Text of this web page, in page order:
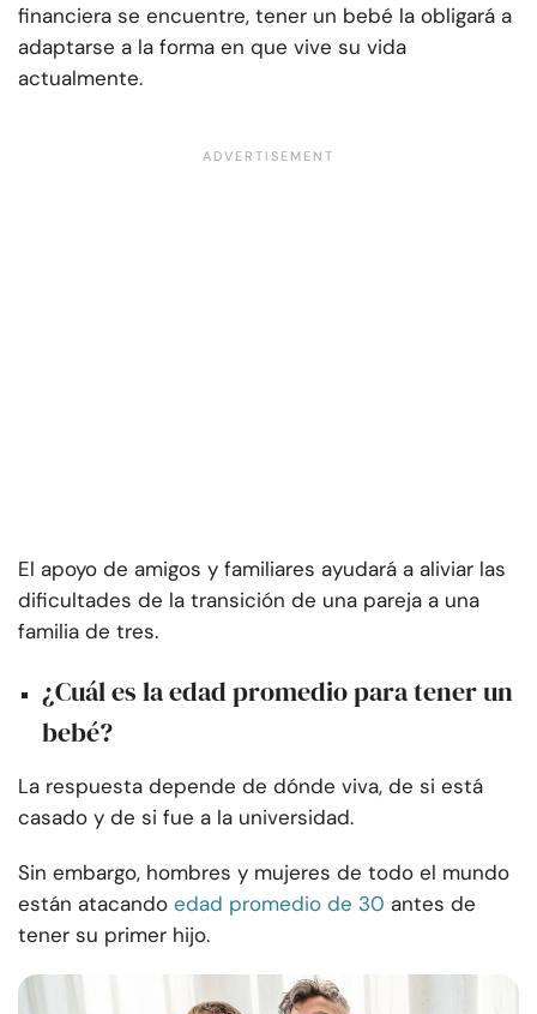
financiera se encuentre, tener un bebé la obligará a
adaptarse a la forma en que vive su vida
actualmente.
El apoyo de amigos y familiares ayudará a aliviar las
dificultades de la transición de una pareja a una
familia de tres.
¿Cuál es la edad promedio para tener un
bebé?
La respuesta depende de dónde viva, de si está
casado y de si fue a la universidad.
Sin embargo, hombres y mujeres de todo el mundo
están atacando edad promedio de 30 antes de
tener su primer hijo.